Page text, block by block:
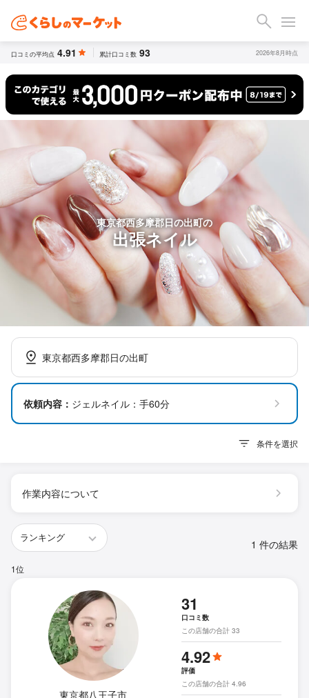
口コミの平均点 4.91 累計口コミ数 93 2026年8月時点
東京都西多摩郡日の出町の
出張ネイル
東京都西多摩郡日の出町
依頼内容： ジェルネイル：手60分
条件を選択
作業内容について
1 件の結果
1位
東京都八王子市
31
口コミ数
この店舗の合計 33
4.92
評価
この店舗の合計 4.96